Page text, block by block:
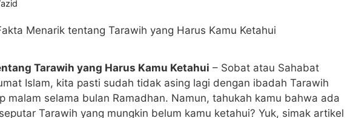
Tarawih yang Harus Kamu Ketahui – Sobat atau Sahabat
Islam, kita pasti sudah tidak asing lagi dengan ibadah Tarawih
malam selama bulan Ramadhan. Namun, tahukah kamu bahwa ada
Tarawih yang mungkin belum kamu ketahui? Yuk, simak artikel